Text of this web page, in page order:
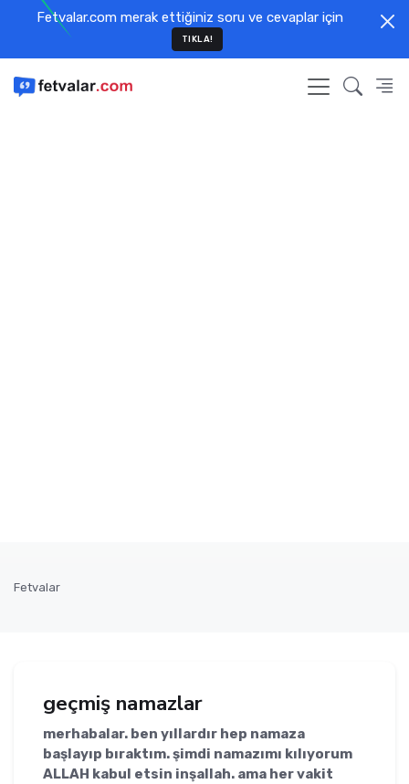
Fetvalar.com merak ettiğiniz soru ve cevaplar için
TIKLA!
Fetvalar
geçmiş namazlar
merhabalar. ben yıllardır hep namaza
başlayıp bıraktım. şimdi namazımı kılıyorum
ALLAH kabul etsin inşallah. ama her vakit